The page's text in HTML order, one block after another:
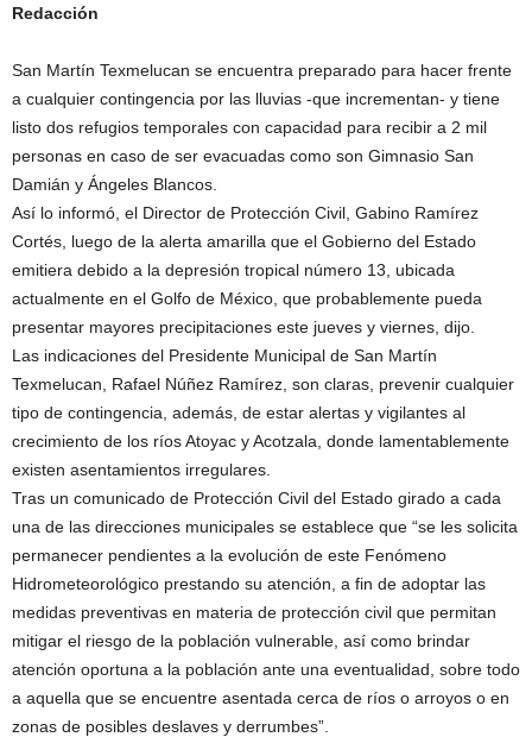
Redacción
San Martín Texmelucan se encuentra preparado para hacer frente
a cualquier contingencia por las lluvias -que incrementan- y tiene
listo dos refugios temporales con capacidad para recibir a 2 mil
personas en caso de ser evacuadas como son Gimnasio San
Damián y Ángeles Blancos.
Así lo informó, el Director de Protección Civil, Gabino Ramírez
Cortés, luego de la alerta amarilla que el Gobierno del Estado
emitiera debido a la depresión tropical número 13, ubicada
actualmente en el Golfo de México, que probablemente pueda
presentar mayores precipitaciones este jueves y viernes, dijo.
Las indicaciones del Presidente Municipal de San Martín
Texmelucan, Rafael Núñez Ramírez, son claras, prevenir cualquier
tipo de contingencia, además, de estar alertas y vigilantes al
crecimiento de los ríos Atoyac y Acotzala, donde lamentablemente
existen asentamientos irregulares.
Tras un comunicado de Protección Civil del Estado girado a cada
una de las direcciones municipales se establece que “se les solicita
permanecer pendientes a la evolución de este Fenómeno
Hidrometeorológico prestando su atención, a fin de adoptar las
medidas preventivas en materia de protección civil que permitan
mitigar el riesgo de la población vulnerable, así como brindar
atención oportuna a la población ante una eventualidad, sobre todo
a aquella que se encuentre asentada cerca de ríos o arroyos o en
zonas de posibles deslaves y derrumbes”.